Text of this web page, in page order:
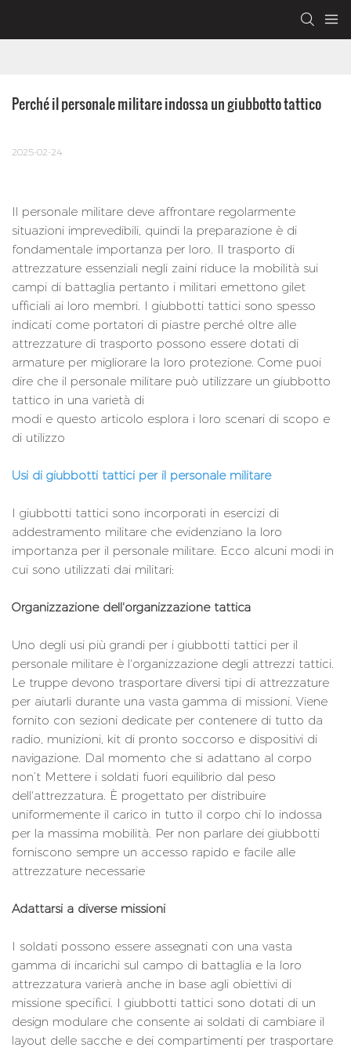
Perché il personale militare indossa un giubbotto tattico
2025-02-24
Il personale militare deve affrontare regolarmente
situazioni imprevedibili, quindi la preparazione è di
fondamentale importanza per loro. Il trasporto di
attrezzature essenziali negli zaini riduce la mobilità sui
campi di battaglia pertanto i militari emettono gilet
ufficiali ai loro membri. I giubbotti tattici sono spesso
indicati come portatori di piastre perché oltre alle
attrezzature di trasporto possono essere dotati di
armature per migliorare la loro protezione. Come puoi
dire che il personale militare può utilizzare un giubbotto
tattico in una varietà di
modi e questo articolo esplora i loro scenari di scopo e
di utilizzo
Usi di giubbotti tattici per il personale militare
I giubbotti tattici sono incorporati in esercizi di
addestramento militare che evidenziano la loro
importanza per il personale militare. Ecco alcuni modi in
cui sono utilizzati dai militari:
Organizzazione dell'organizzazione tattica
Uno degli usi più grandi per i giubbotti tattici per il
personale militare è l'organizzazione degli attrezzi tattici.
Le truppe devono trasportare diversi tipi di attrezzature
per aiutarli durante una vasta gamma di missioni. Viene
fornito con sezioni dedicate per contenere di tutto da
radio, munizioni, kit di pronto soccorso e dispositivi di
navigazione. Dal momento che si adattano al corpo
non’t Mettere i soldati fuori equilibrio dal peso
dell'attrezzatura. È progettato per distribuire
uniformemente il carico in tutto il corpo chi lo indossa
per la massima mobilità. Per non parlare dei giubbotti
forniscono sempre un accesso rapido e facile alle
attrezzature necessarie
Adattarsi a diverse missioni
I soldati possono essere assegnati con una vasta
gamma di incarichi sul campo di battaglia e la loro
attrezzatura varierà anche in base agli obiettivi di
missione specifici. I giubbotti tattici sono dotati di un
design modulare che consente ai soldati di cambiare il
layout delle sacche e dei compartimenti per trasportare